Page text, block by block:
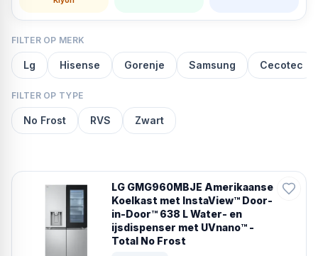
FILTER OP MERK
Lg Hisense Gorenje Samsung Cecotec
FILTER OP TYPE
No Frost RVS Zwart
LG GMG960MBJE Amerikaanse
Koelkast met InstaView™ Door-
in-Door™ 638 L Water- en
ijsdispenser met UVnano™ -
Total No Frost